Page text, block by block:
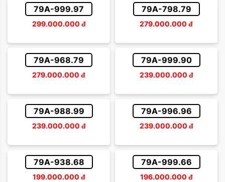
Trên 500 triệu
Sắp xếp theo giá giảm dần
79A-999.97
299.000.000 đ
79A-798.79
279.000.000 đ
79A-968.79
279.000.000 đ
79A-999.90
239.000.000 đ
79A-988.99
239.000.000 đ
79A-996.96
239.000.000 đ
79A-938.68
199.000.000 đ
79A-999.66
196.000.000 đ